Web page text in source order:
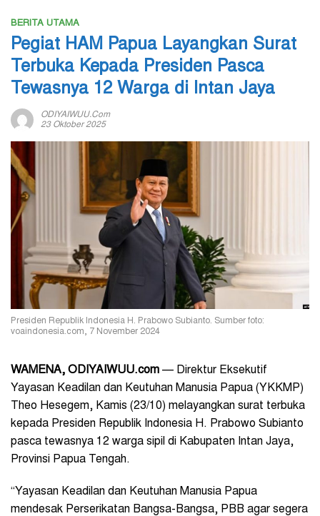
BERITA UTAMA
Pegiat HAM Papua Layangkan Surat
Terbuka Kepada Presiden Pasca
Tewasnya 12 Warga di Intan Jaya
ODIYAIWUU.com
23 Oktober 2025
Presiden Republik Indonesia H. Prabowo Subianto. Sumber foto:
voaindonesia.com, 7 November 2024
WAMENA, ODIYAIWUU.com — Direktur Eksekutif
Yayasan Keadilan dan Keutuhan Manusia Papua (YKKMP)
Theo Hesegem, Kamis (23/10) melayangkan surat terbuka
kepada Presiden Republik Indonesia H. Prabowo Subianto
pasca tewasnya 12 warga sipil di Kabupaten Intan Jaya,
Provinsi Papua Tengah.
“Yayasan Keadilan dan Keutuhan Manusia Papua
mendesak Perserikatan Bangsa-Bangsa, PBB agar segera